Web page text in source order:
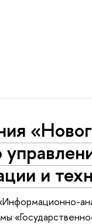
и